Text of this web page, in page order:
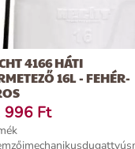
4166 HÁTI
16L - FEHÉR-
996 Ft